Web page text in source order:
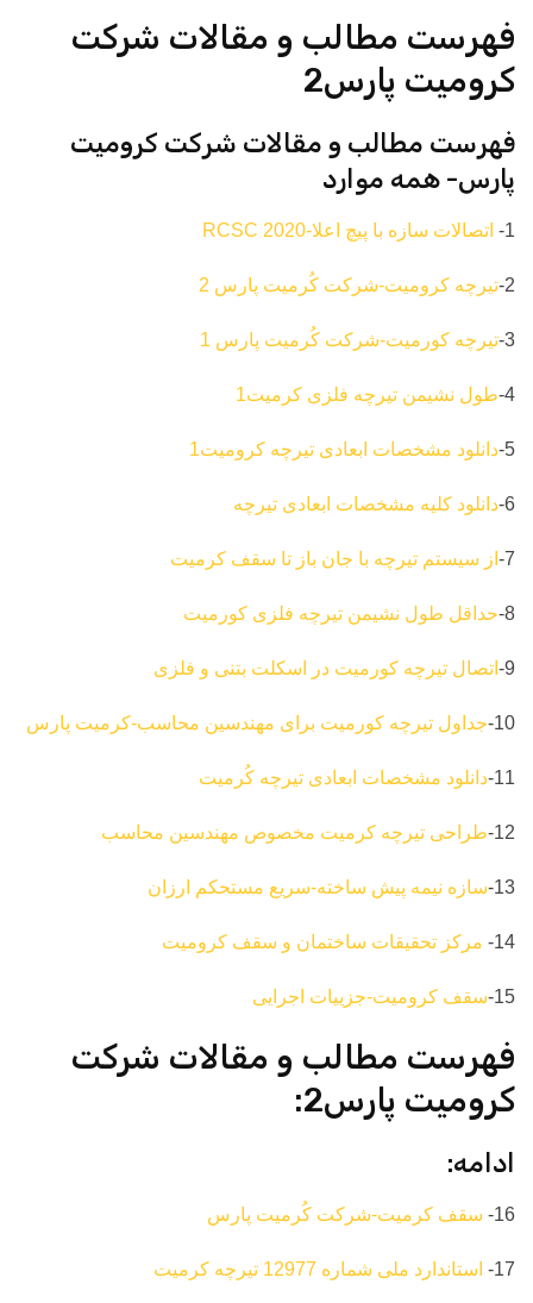
فهرست مطالب و مقالات شرکت
کرومیت پارس2
فهرست مطالب و مقالات شرکت کرومیت
پارس- همه موارد
1- اتصالات سازه با پیچ اعلا-2020 RCSC
2- تیرچه کرومیت-شرکت کُرمیت پارس 2
3- تیرچه کورمیت-شرکت کُرمیت پارس 1
4- طول نشیمن تیرچه فلزی کرمیت1
5- دانلود مشخصات ابعادی تیرچه کرومیت1
6- دانلود کلیه مشخصات ابعادی تیرچه
7- از سیستم تیرچه با جان باز تا سقف کرمیت
8- حداقل طول نشیمن تیرچه فلزی کورمیت
9- اتصال تیرچه کورمیت در اسکلت بتنی و فلزی
10- جداول تیرچه کورمیت برای مهندسین محاسب-کرمیت پارس
11- دانلود مشخصات ابعادی تیرچه کُرمیت
12- طراحی تیرچه کرمیت مخصوص مهندسین محاسب
13- سازه نیمه پیش ساخته-سریع مستحکم ارزان
14- مرکز تحقیقات ساختمان و سقف کرومیت
15- سقف کرومیت-جزییات اجرایی
فهرست مطالب و مقالات شرکت
کرومیت پارس2:
ادامه:
16- سقف کرمیت-شرکت کُرمیت پارس
17- استاندارد ملی شماره 12977 تیرچه کرمیت